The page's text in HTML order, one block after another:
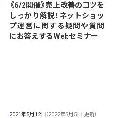
《6/2開催》売上改善のコツを
しっかり解説！ネットショッ
プ運営に関する疑問や質問
にお答えするWebセミナー
2021年5月12日 （2022年7月5日 更新）